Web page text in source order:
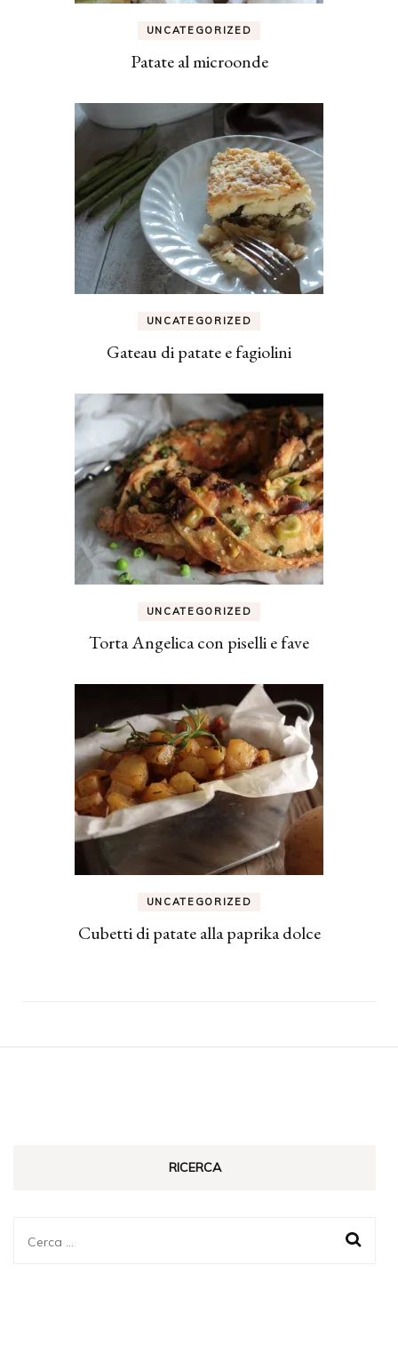
UNCATEGORIZED
Patate al microonde
UNCATEGORIZED
Gateau di patate e fagiolini
UNCATEGORIZED
Torta Angelica con piselli e fave
UNCATEGORIZED
Cubetti di patate alla paprika dolce
RICERCA
Ricerca